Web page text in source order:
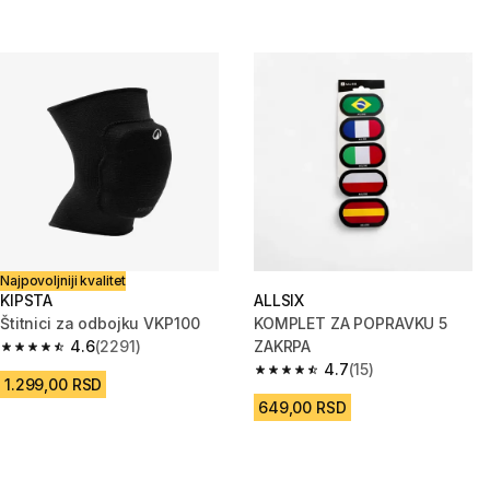
Najpovoljniji kvalitet
KIPSTA
Štitnici za odbojku VKP100
4.6
4.6 od 5 zvezdica from 2291 Recenzije
(2291)
1.299,00 RSD
ALLSIX
KOMPLET ZA POPRAVKU 5
ZAKRPA
4.7
4.7 od 5 zvezdica from 15
(15)
649,00 RSD